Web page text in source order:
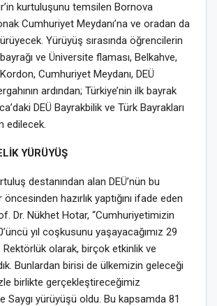
kurtuluşunu temsilen Bornova
Cumhuriyet Meydanı’na ve oradan da
Yürüyüş sırasında öğrencilerin
ve Üniversite flaması, Belkahve,
Cumhuriyet Meydanı, DEÜ
ardından; Türkiye’nin ilk bayrak
DEÜ Bayrakbilik ve Türk Bayrakları
edilecek.
YÜRÜYÜŞ
destanından alan DEÜ’nün bu
hazırlık yaptığını ifade eden
Dr. Nükhet Hotar, “Cumhuriyetimizin
yıl coşkusunu yaşayacağımız 29
olarak, birçok etkinlik ve
Bunlardan birisi de ülkemizin geleceği
birlikte gerçekleştireceğimiz
Saygı yürüyüşü oldu. Bu kapsamda 81